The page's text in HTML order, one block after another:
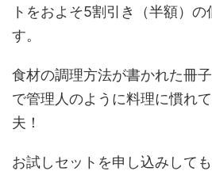
トをおよそ5割引き（半額）の
す。
食材の調理方法が書かれた冊
で管理人のように料理に慣れ
夫！
お試しセットを申し込みして